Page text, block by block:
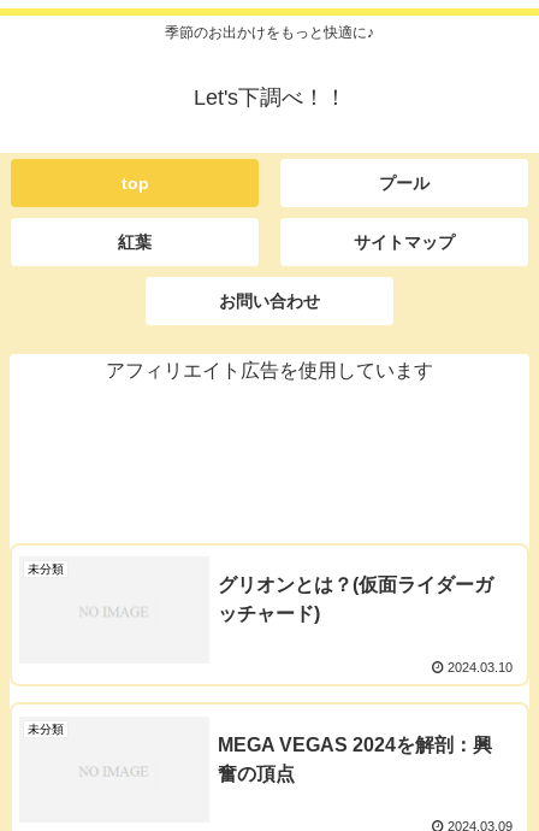
季節のお出かけをもっと快適に♪
Let's下調べ！！
top プール
紅葉 サイトマップ
お問い合わせ
アフィリエイト広告を使用しています
未分類
グリオンとは？(仮面ライダーガ
ッチャード)
2024.03.10
未分類
MEGA VEGAS 2024を解剖：興
奮の頂点
2024.03.09